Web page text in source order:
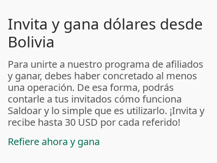
Invita y gana dólares desde
Bolivia
Para unirte a nuestro programa de afiliados
y ganar, debes haber concretado al menos
una operación. De esa forma, podrás
contarle a tus invitados cómo funciona
Saldoar y lo simple que es utilizarlo. ¡Invita y
recibe hasta 30 USD por cada referido!
Refiere ahora y gana